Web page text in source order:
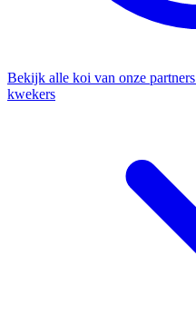
Bekijk alle koi van onze partners
kwekers